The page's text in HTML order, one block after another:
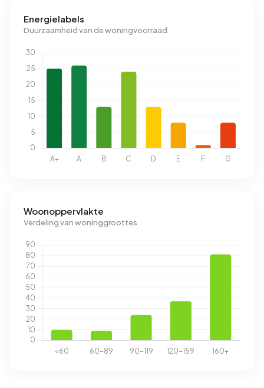
Energielabels
Duurzaamheid van de woningvoorraad
Woonoppervlakte
Verdeling van woninggroottes